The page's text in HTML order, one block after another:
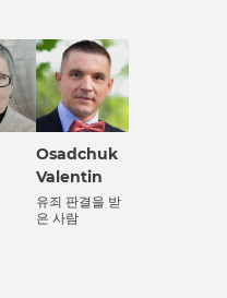
Osadchuk
Valentin
유죄 판결을 받
은 사람